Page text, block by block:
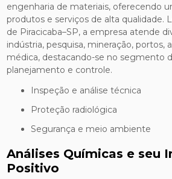
engenharia de materiais, oferecendo
produtos e serviços de alta qualidade.
de Piracicaba–SP, a empresa atende
indústria, pesquisa, mineração, portos,
médica, destacando-se no segmento
planejamento e controle.
Inspeção e análise técnica
Proteção radiológica
Segurança e meio ambiente
Análises Químicas e seu
Positivo